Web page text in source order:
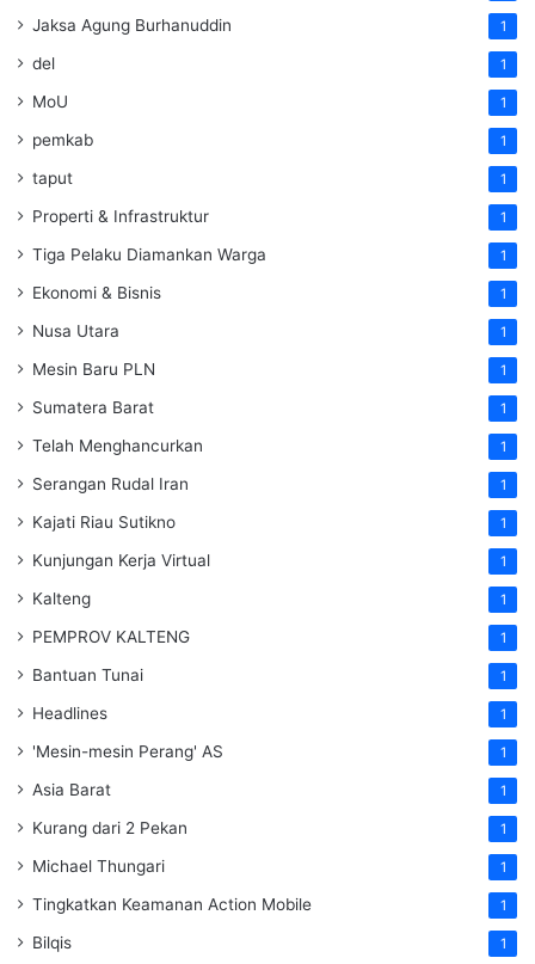
Jaksa Agung Burhanuddin 1
del 1
MoU 1
pemkab 1
taput 1
Properti & Infrastruktur 1
Tiga Pelaku Diamankan Warga 1
Ekonomi & Bisnis 1
Nusa Utara 1
Mesin Baru PLN 1
Sumatera Barat 1
Telah Menghancurkan 1
Serangan Rudal Iran 1
Kajati Riau Sutikno 1
Kunjungan Kerja Virtual 1
Kalteng 1
PEMPROV KALTENG 1
Bantuan Tunai 1
Headlines 1
'Mesin-mesin Perang' AS 1
Asia Barat 1
Kurang dari 2 Pekan 1
Michael Thungari 1
Tingkatkan Keamanan Action Mobile 1
Bilqis 1